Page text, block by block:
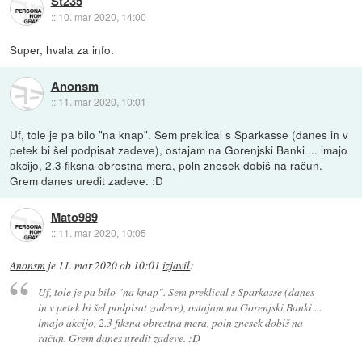
:: 10. mar 2020, 14:00
Super, hvala za info.
Anonsm
:: 11. mar 2020, 10:01
Uf, tole je pa bilo "na knap". Sem preklical s Sparkasse (danes in v
petek bi šel podpisat zadeve), ostajam na Gorenjski Banki ... imajo
akcijo, 2.3 fiksna obrestna mera, poln znesek dobiš na račun.
Grem danes uredit zadeve. :D
Mato989
:: 11. mar 2020, 10:05
Anonsm je 11. mar 2020 ob 10:01 izjavil:
Uf, tole je pa bilo "na knap". Sem preklical s Sparkasse (danes
in v petek bi šel podpisat zadeve), ostajam na Gorenjski Banki ...
imajo akcijo, 2.3 fiksna obrestna mera, poln znesek dobiš na
račun. Grem danes uredit zadeve. :D